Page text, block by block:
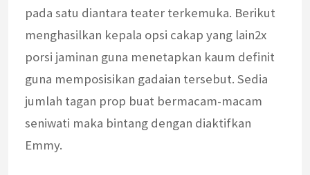
pada satu diantara teater terkemuka. Berikut
menghasilkan kepala opsi cakap yang lain2x
porsi jaminan guna menetapkan kaum definit
guna memposisikan gadaian tersebut. Sedia
jumlah tagan prop buat bermacam-macam
seniwati maka bintang dengan diaktifkan
Emmy.